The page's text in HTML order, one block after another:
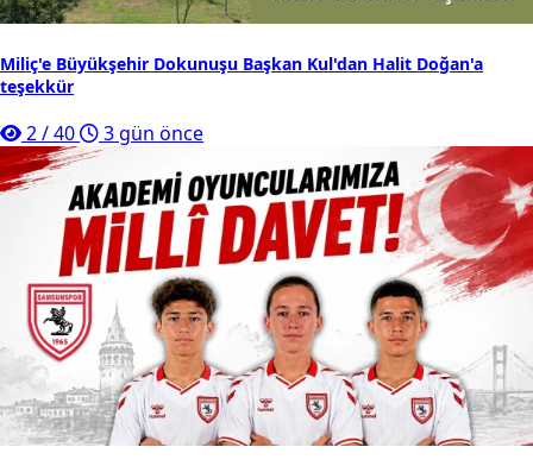
Miliç'e Büyükşehir Dokunuşu Başkan Kul'dan Halit Doğan'a
teşekkür
2/40 3 gün önce